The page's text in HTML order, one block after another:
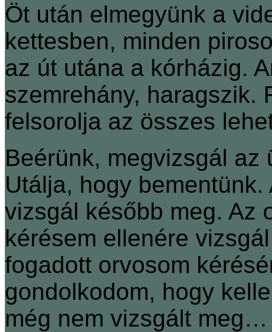
Öt után elmegyünk a
kettesben, minden
az út utána a kórházig.
szemrehány, haragszik.
felsorolja az összes
Beérünk, megvizsgál az
Utálja, hogy
vizsgál később meg. Az
kérésem ellenére
fogadott orvosom
gondolkodom, hogy
még nem vizsgált meg…